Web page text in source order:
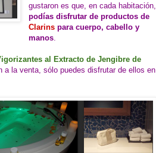
gustaron es que, en cada habitación,
podías disfrutar de productos de
Clarins para cuerpo, cabello y
manos
al Extracto de Jengibre de
a la venta, sólo puedes disfrutar de ellos en